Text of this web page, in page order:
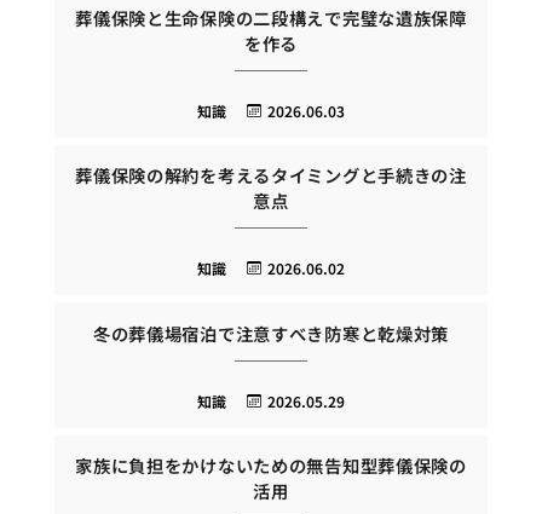
葬儀保険と生命保険の二段構えで完璧な遺族保障
を作る
2026.06.03
知識
葬儀保険の解約を考えるタイミングと手続きの注
意点
2026.06.02
知識
冬の葬儀場宿泊で注意すべき防寒と乾燥対策
2026.05.29
知識
家族に負担をかけないための無告知型葬儀保険の
活用